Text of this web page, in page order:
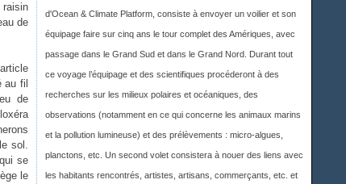
raisin
de
au fil
de
sol.
se
le
d'Ocean & Climate Platform, consiste à envoyer un voilier et son
équipage faire sur cinq ans le tour complet des Amériques, avec
passage dans le Grand Sud et dans le Grand Nord. Durant tout
ce voyage l’équipage et des scientifiques procéderont à des
recherches sur les milieux polaires et océaniques, des
observations (notamment en ce qui concerne les animaux marins
et la pollution lumineuse) et des prélèvements : micro-algues,
planctons, etc. Un second volet consistera à nouer des liens avec
les habitants rencontrés, artistes, artisans, commerçants, etc. et